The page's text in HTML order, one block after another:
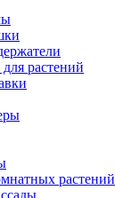
растений
растений